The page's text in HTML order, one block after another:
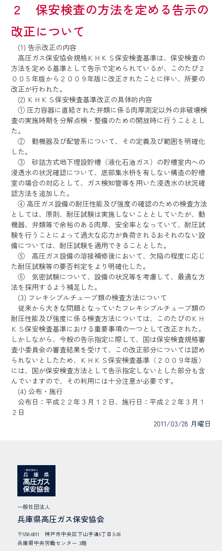
２ 保安検査の方法を定める告示の
改正について
(1) 告示改正の内容
高圧ガス保安協会規格ＫＨＫＳ保安検査基準は、保安検査の
方法を定める基準として告示で定められているが、このたび２
００５年版から２００９年版に改正されたことに伴い、所要の
改正が行われた。
(2) ＫＨＫＳ保安検査基準改正の具体的内容
① 圧力容器に直結された弁類に係る肉厚測定以外の非破壊検
査の実施時期を分解点検・整備のための開放時に行うこととし
た。
② 動機器及び配管系について、その定義及び範囲を明確化
した。
③ 砂詰方式地下埋設貯槽（液化石油ガス）の貯槽室内への
浸透水の状況確認について、底部集水枡を有しない構造の貯槽
室の場合の対応として、ガス検知管等を用いた浸透水の状況確
認方法を追加した。
④ 高圧ガス設備の耐圧性能及び強度の確認のための検査方法
としては、原則、耐圧試験は実施しないこととしていたが、動
機器、弁類等で余裕のある肉厚、安全率となっていて、耐圧試
験を行うことによって過大な応力が負荷されるおそれのない設
備については、耐圧試験を適用できることとした。
⑤ 高圧ガス設備の溶接補修後において、欠陥の程度に応じ
た耐圧試験等の要否判定をより明確化した。
⑥ 気密試験について、設備の状況等を考慮して、最適な方
法を採用するよう補足した。
(3) フレキシブルチューブ類の検査方法について
従来から大きな問題となっていたフレキシブルチューブ類の
耐圧性能及び強度に係る検査方法については、このたびのＫＨ
ＫＳ保安検査基準における重要事項の一つとして改正された。
しかしながら、今般の告示指定に際して、国は保安検査規格審
査小委員会の審査結果を受けて、この改正部分については認め
られないとしたため、ＫＨＫＳ保安検査基準（２００９年版）
には、国が保安検査方法として告示指定しないとした部分も含
んでいますので、その利用には十分注意が必要です。
(4) 公布・施行
公布日：平成２２年３月１２日、施行日：平成２２年３月１
２日
2011/03/28 月曜日
一般社団法人
兵庫県高圧ガス保安協会
〒650-0011 神戸市中央区下山手通6丁目3-28
兵庫県中央労働センター 3階